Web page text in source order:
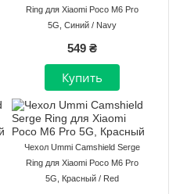
Ring для Xiaomi Poco M6 Pro
5G, Синий / Navy
549 ₴
Чехол Ummi Camshield Serge
Ring для Xiaomi Poco M6 Pro
5G, Красный / Red